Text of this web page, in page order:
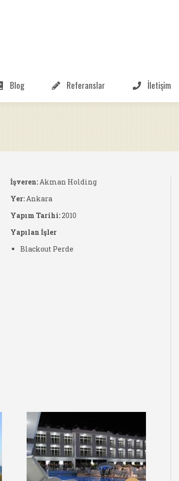
Blog Referanslar İletişim
İşveren:Akman Holding
Yer:Ankara
Yapım Tarihi:2010
Yapılan İşler
Blackout Perde